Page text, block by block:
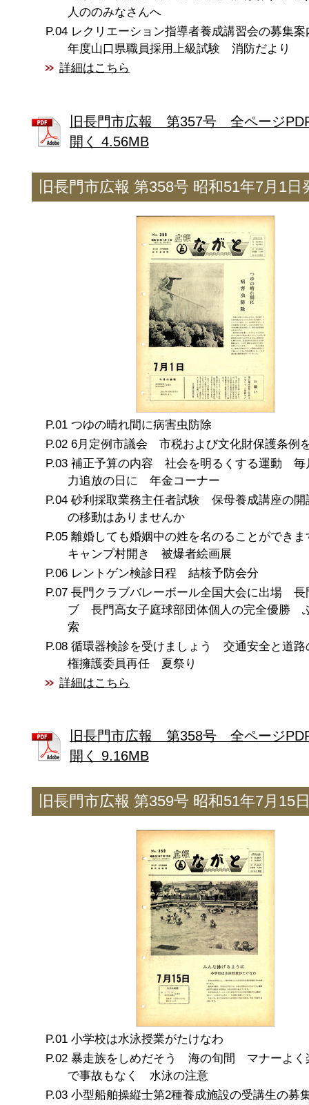
人ののみなさんへ
レクリエーション指導者養成講習会の募集
年度山口県職員採用上級試験 消防だより
詳細はこちら
旧長門市広報 第357号 全ページ
開く 4.56MB
旧長門市広報 第358号 昭和51年7月1日
つゆの晴れ間に病害虫防除
6月定例市議会 市税および文化財保護条例
補正予算の内容 社会を明るくする運動 毎
力追放の日に 年金コーナー
砂利採取業務主任者試験 保母養成講座の
の移動はありませんか
離婚しても婚姻中の姓を名のることができ
キャンプ村開き 被爆者絵画展
レントゲン検診日程 結核予防会分
長門クラブバレーボール全国大会に出場 長
ブ 長門高女子庭球部団体個人の完全優勝
索
循環器検診を受けましょう 交通安全と道
権擁護委員再任 夏祭り
詳細はこちら
旧長門市広報 第358号 全ページ
開く 9.16MB
旧長門市広報 第359号 昭和51年7月15
小学校は水泳授業がたけなわ
暴走族をしめだそう 海の旬間 マナーよく
で事故もなく 水泳の注意
小型船舶操縦士第2種養成施設の受講生の